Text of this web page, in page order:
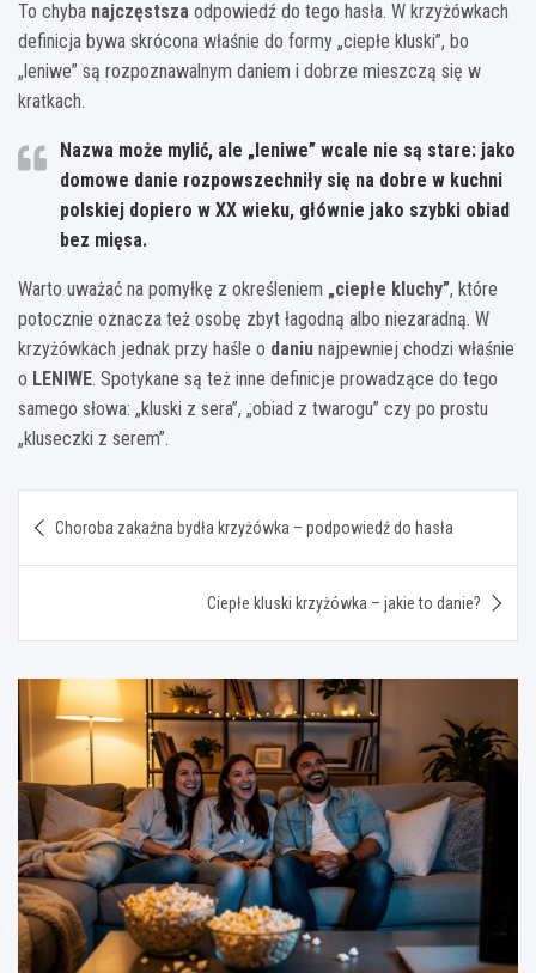
To chyba najczęstsza odpowiedź do tego hasła. W krzyżówkach
definicja bywa skrócona właśnie do formy „ciepłe kluski”, bo
„leniwe” są rozpoznawalnym daniem i dobrze mieszczą się w
kratkach.
Nazwa może mylić, ale „leniwe” wcale nie są stare: jako
domowe danie rozpowszechniły się na dobre w kuchni
polskiej dopiero w XX wieku, głównie jako szybki obiad
bez mięsa.
Warto uważać na pomyłkę z określeniem „ciepłe kluchy”, które
potocznie oznacza też osobę zbyt łagodną albo niezaradną. W
krzyżówkach jednak przy haśle o daniu najpewniej chodzi właśnie
o LENIWE. Spotykane są też inne definicje prowadzące do tego
samego słowa: „kluski z sera”, „obiad z twarogu” czy po prostu
„kluseczki z serem”.
wpisu
Choroba zakaźna bydła krzyżówka – podpowiedź do hasła
Ciepłe kluski krzyżówka – jakie to danie?